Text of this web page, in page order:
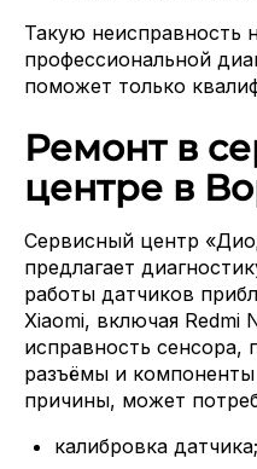
Такую неисправность
профессиональной
поможет только
Ремонт в
центре в
Сервисный центр
предлагает
работы датчиков
Xiaomi, включая
исправность сенсора,
разъёмы и
причины, может
калибровка датчика;